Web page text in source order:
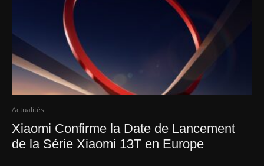
Actualités
Xiaomi Confirme la Date de Lancement
de la Série Xiaomi 13T en Europe